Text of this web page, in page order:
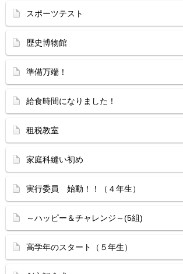
スポーツテスト
歴史博物館
準備万端！
給食時間になりました！
租税教室
家庭科縫い初め
実行委員 始動！！（４年生）
～ハッピー＆チャレンジ～(5組)
高学年のスタート（５年生）